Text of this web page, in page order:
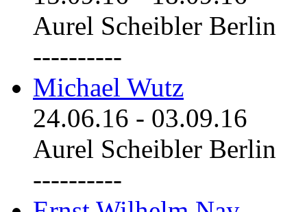
Aurel Scheibler Berlin
----------
Michael Wutz
24.06.16 - 03.09.16
Aurel Scheibler Berlin
----------